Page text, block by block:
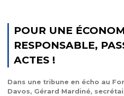
POUR UNE
RESPONSABLE,
ACTES !
Dans une tribune en écho au
Davos, Gérard Mardiné,